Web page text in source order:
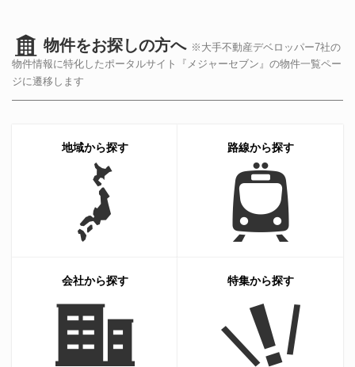
物件をお探しの方へ ※大手不動産デベロッパー7社の
物件情報に特化したポータルサイト『メジャーセブン』の物件一覧ペー
ジに遷移します
地域から探す 路線から探す
会社から探す 特集から探す